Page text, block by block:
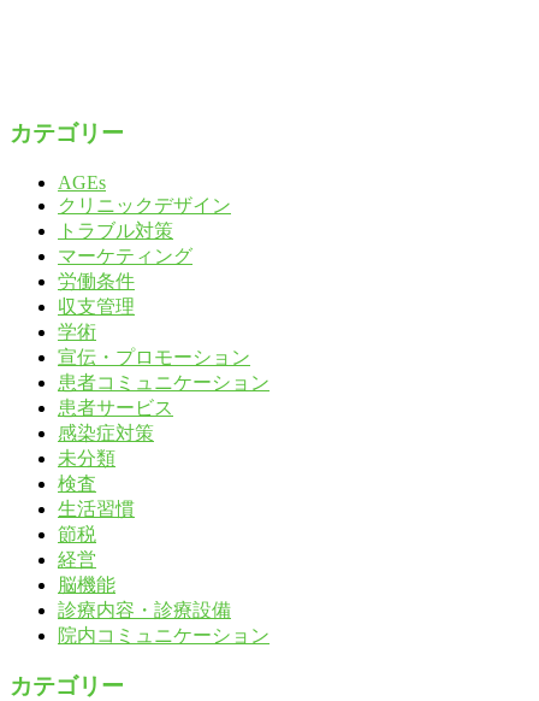
カテゴリー
AGEs
クリニックデザイン
トラブル対策
マーケティング
労働条件
収支管理
学術
宣伝・プロモーション
患者コミュニケーション
患者サービス
感染症対策
未分類
検査
生活習慣
節税
経営
脳機能
診療内容・診療設備
院内コミュニケーション
カテゴリー